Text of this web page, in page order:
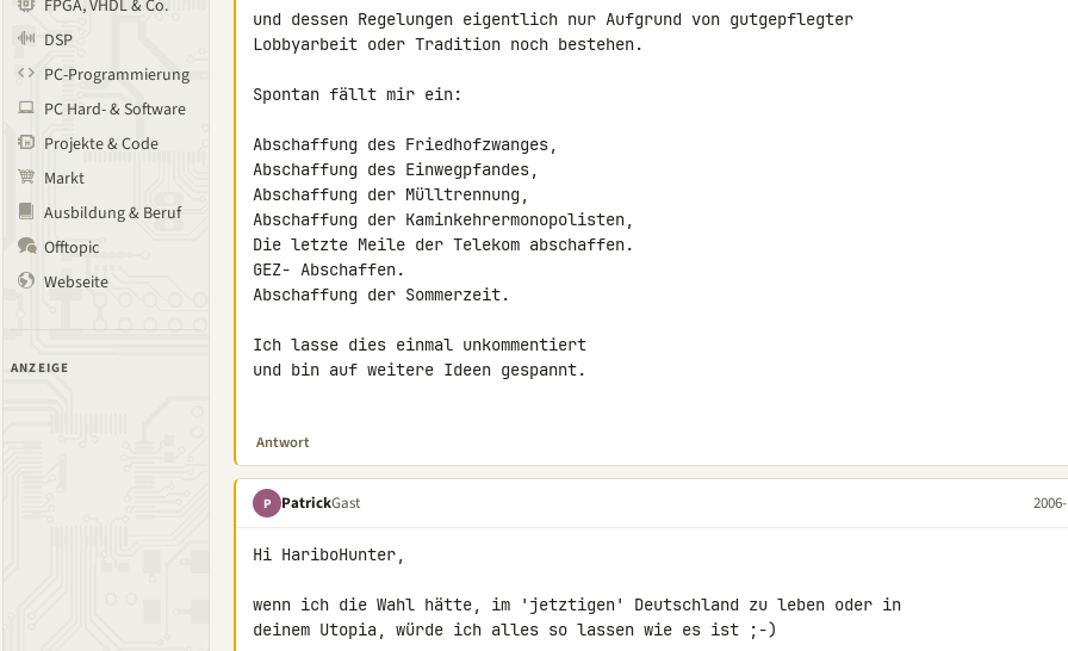
FPGA, VHDL & Co.
DSP
PC-Programmierung
PC Hard- & Software
Projekte & Code
Markt
Ausbildung & Beruf
Offtopic
Webseite
ANZEIGE
und dessen Regelungen eigentlich nur Aufgrund von gutgepflegter
Lobbyarbeit oder Tradition noch bestehen.
Spontan fällt mir ein:
Abschaffung des Friedhofzwanges,
Abschaffung des Einwegpfandes,
Abschaffung der Mülltrennung,
Abschaffung der Kaminkehrermonopolisten,
Die letzte Meile der Telekom abschaffen.
GEZ- Abschaffen.
Abschaffung der Sommerzeit.
Ich lasse dies einmal unkommentiert
und bin auf weitere Ideen gespannt.
Antwort
P PatrickGast
Hi HariboHunter,
wenn ich die Wahl hätte, im 'jetztigen' Deutschland zu leben oder in
deinem Utopia, würde ich alles so lassen wie es ist ;-)